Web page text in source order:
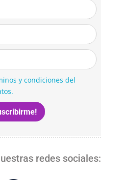
y condiciones del
redes sociales: